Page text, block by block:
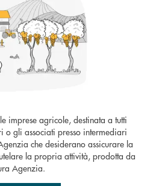
imprese agricole, destinata a tutti
gli associati presso intermediari
che desiderano assicurare la
la propria attività, prodotta da
Agenzia.